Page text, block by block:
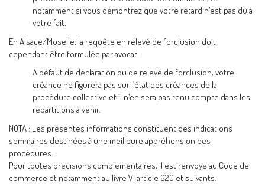
notamment si vous démontrez que votre retard n’est pas dû à
votre fait.
En Alsace/Moselle, la requête en relevé de forclusion doit
cependant être formulée par avocat.
A défaut de déclaration ou de relevé de forclusion, votre
créance ne figurera pas sur l’état des créances de la
procédure collective et il n’en sera pas tenu compte dans les
répartitions à venir.
NOTA : Les présentes informations constituent des indications
sommaires destinées à une meilleure appréhension des
procédures.
Pour toutes précisions complémentaires, il est renvoyé au Code de
commerce et notamment au livre VI article 620 et suivants.